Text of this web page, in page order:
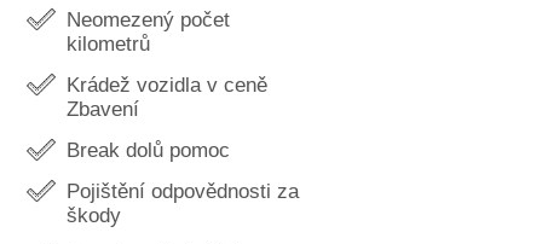
Neomezený počet
kilometrů
Krádež vozidla v ceně
Zbavení
Break dolů pomoc
Pojištění odpovědnosti za
škody